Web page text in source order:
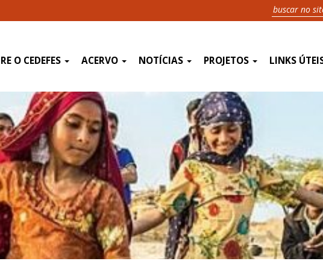
O CEDEFES ACERVO NOTÍCIAS PROJETOS LINKS